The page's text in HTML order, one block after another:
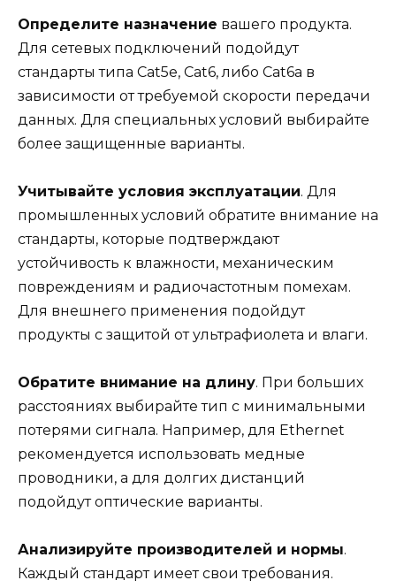
Определите назначение вашего продукта.
Для сетевых подключений подойдут
стандарты типа Cat5e, Cat6, либо Cat6a в
зависимости от требуемой скорости передачи
данных. Для специальных условий выбирайте
более защищенные варианты.
Учитывайте условия эксплуатации. Для
промышленных условий обратите внимание на
стандарты, которые подтверждают
устойчивость к влажности, механическим
повреждениям и радиочастотным помехам.
Для внешнего применения подойдут
продукты с защитой от ультрафиолета и влаги.
Обратите внимание на длину. При больших
расстояниях выбирайте тип с минимальными
потерями сигнала. Например, для Ethernet
рекомендуется использовать медные
проводники, а для долгих дистанций
подойдут оптические варианты.
Анализируйте производителей и нормы.
Каждый стандарт имеет свои требования.